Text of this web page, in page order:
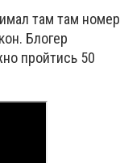
там там номер
Блогер
пройтись 50